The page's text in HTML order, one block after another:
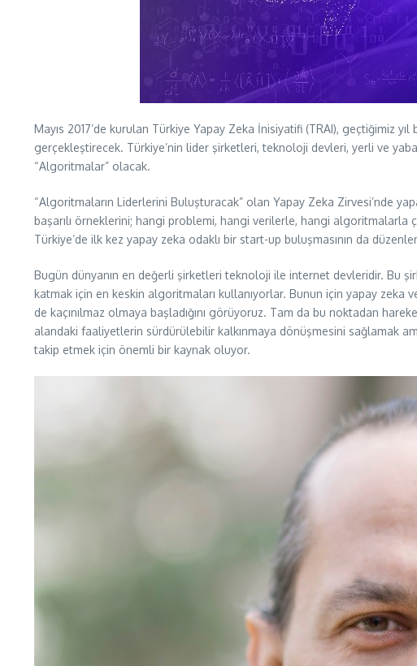
Mayıs 2017’de kurulan Türkiye Yapay Zeka İnisiyatifi (TRAI), geçtiğimiz
gerçekleştirecek. Türkiye’nin lider şirketleri, teknoloji devleri, yerli ve
“Algoritmalar” olacak.
“Algoritmaların Liderlerini Buluşturacak” olan Yapay Zeka Zirvesi’nde
başarılı örneklerini; hangi problemi, hangi verilerle, hangi
Türkiye’de ilk kez yapay zeka odaklı bir start-up buluşmasının da
Bugün dünyanın en değerli şirketleri teknoloji ile internet devleridir. Bu
katmak için en keskin algoritmaları kullanıyorlar. Bunun için yapay zeka
de kaçınılmaz olmaya başladığını görüyoruz. Tam da bu noktadan
alandaki faaliyetlerin sürdürülebilir kalkınmaya dönüşmesini sağlamak
takip etmek için önemli bir kaynak oluyor.